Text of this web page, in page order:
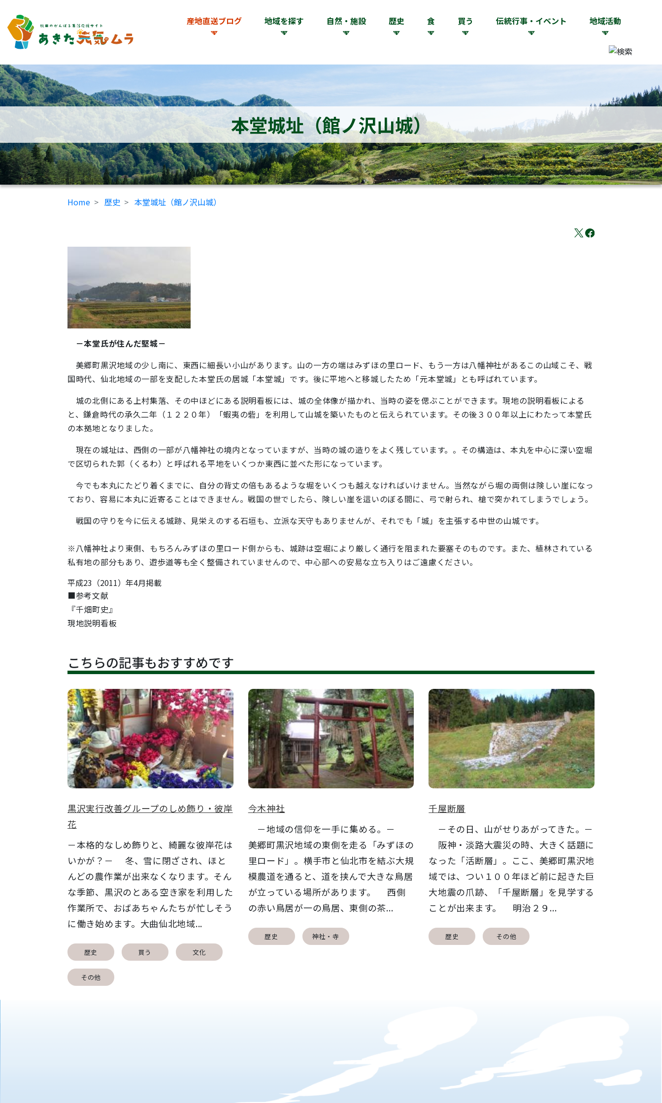
産地直送ブログ 地域を探す 自然・施設 歴史 食 買う 伝統行事・イベント 地域活動
本堂城址（館ノ沢山城）
Home 歴史 本堂城址（館ノ沢山城）
－本堂氏が住んだ堅城－
美郷町黒沢地域の少し南に、東西に細長い小山があります。山の一方の端はみずほの里ロード、もう一方は八幡神社があるこの山域こそ、戦
国時代、仙北地域の一部を支配した本堂氏の居城「本堂城」です。後に平地へと移城したため「元本堂城」とも呼ばれています。
城の北側にある上村集落、その中ほどにある説明看板には、城の全体像が描かれ、当時の姿を偲ぶことができます。現地の説明看板による
と、鎌倉時代の承久二年（１２２０年）「蝦夷の砦」を利用して山城を築いたものと伝えられています。その後３００年以上にわたって本堂氏
の本拠地となりました。
現在の城址は、西側の一部が八幡神社の境内となっていますが、当時の城の造りをよく残しています。。その構造は、本丸を中心に深い空堀
で区切られた郭（くるわ）と呼ばれる平地をいくつか東西に並べた形になっています。
今でも本丸にたどり着くまでに、自分の背丈の倍もあるような堀をいくつも越えなければいけません。当然ながら堀の両側は険しい崖になっ
ており、容易に本丸に近寄ることはできません。戦国の世でしたら、険しい崖を這いのぼる間に、弓で射られ、槍で突かれてしまうでしょう。
戦国の守りを今に伝える城跡、見栄えのする石垣も、立派な天守もありませんが、それでも「城」を主張する中世の山城です。
※八幡神社より東側、もちろんみずほの里ロード側からも、城跡は空堀により厳しく通行を阻まれた要塞そのものです。また、植林されている
私有地の部分もあり、遊歩道等も全く整備されていませんので、中心部への安易な立ち入りはご遠慮ください。
平成23（2011）年4月掲載
■参考文献
『千畑町史』
現地説明看板
こちらの記事もおすすめです
黒沢実行改善グループのしめ飾り・彼岸
花
－本格的なしめ飾りと、綺麗な彼岸花は
いかが？－ 冬、雪に閉ざされ、ほと
んどの農作業が出来なくなります。そん
な季節、黒沢のとある空き家を利用した
作業所で、おばあちゃんたちが忙しそう
に働き始めます。大曲仙北地域...
歴史 買う 文化
その他
今木神社
－地域の信仰を一手に集める。－
美郷町黒沢地域の東側を走る「みずほの
里ロード」。横手市と仙北市を結ぶ大規
模農道を通ると、道を挟んで大きな鳥居
が立っている場所があります。 西側
の赤い鳥居が一の鳥居、東側の茶...
歴史 神社・寺
千屋断層
－その日、山がせりあがってきた。－
阪神・淡路大震災の時、大きく話題に
なった「活断層」。ここ、美郷町黒沢地
域では、つい１００年ほど前に起きた巨
大地震の爪跡、「千屋断層」を見学する
ことが出来ます。 明治２９...
歴史 その他